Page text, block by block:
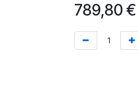
789,80 €